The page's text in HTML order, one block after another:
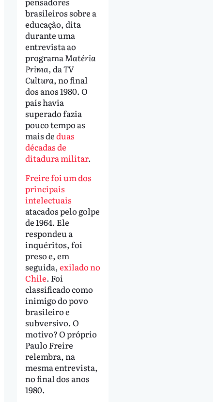
brasileiros sobre a
educação, dita
durante uma
entrevista ao
programaMatéria
Prima, daTV
Cultura, no final
dos anos 1980. O
país havia
superado fazia
pouco tempo as
mais deduas
décadas de
ditadura militar.
Freire foi um dos
principais
intelectuais
atacados pelo golpe
de 1964. Ele
respondeu a
inquéritos, foi
preso e, em
seguida, exilado no
Chile. Foi
classificado como
inimigo do povo
brasileiro e
subversivo. O
motivo? O próprio
Paulo Freire
relembra, na
mesma entrevista,
no final dos anos
1980.